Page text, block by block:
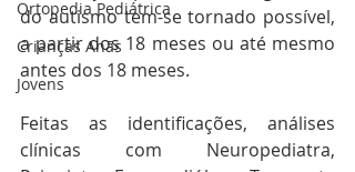
Ortopedia Pediátrica
Crianças Anãs
Jovens
do autismo tem-se tornado possível,
a partir dos 18 meses ou até mesmo
antes dos 18 meses.
Feitas as identificações, análises
clínicas com Neuropediatra,